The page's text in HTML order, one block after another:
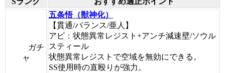
ガチ
ャ
五条悟（獣神化）
【貫通/バランス/亜人】
アビ：状態異常レジスト+アンチ減速壁/ソウル
スティール
状態異常レジストで空域を無効にできる。
SS使用時の直殴りが強力。